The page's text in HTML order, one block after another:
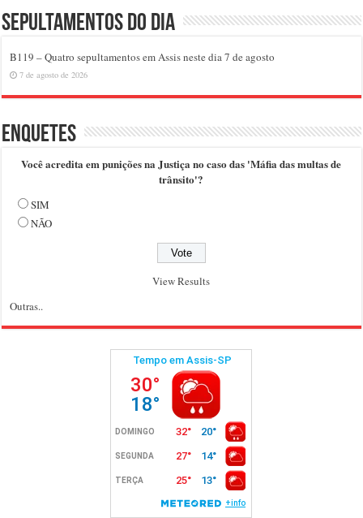
Sepultamentos do dia
B119 – Quatro sepultamentos em Assis neste dia 7 de agosto
7 de agosto de 2026
Enquetes
Você acredita em punições na Justiça no caso das 'Máfia das multas de
trânsito'?
SIM
NÃO
View Results
Outras..